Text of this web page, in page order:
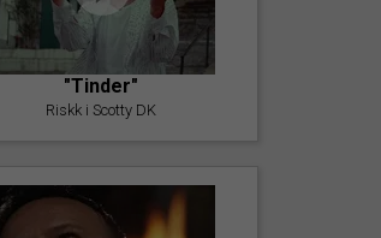
"Tinder"
Riskk i Scotty DK